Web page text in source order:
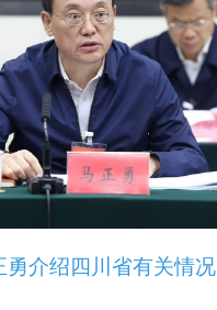
勇介绍四川省有关情况